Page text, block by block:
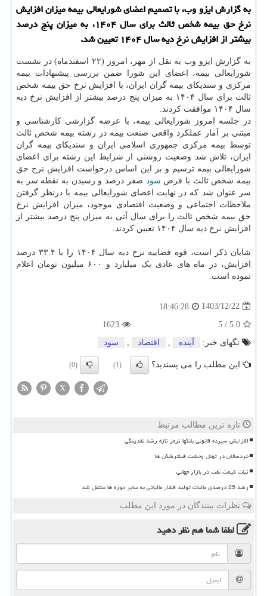
به گزارش ایزو وب، با تصمیم اعضای شورایعالی بیمه میزان افزایش
نرخ حق بیمه شخص ثالث برای سال ۱۴۰۴، به میزان پنج درصد
بیشتر از افزایش نرخ دیه سال ۱۴۰۴ تعیین شد.
به گزارش ایزو وب به نقل از مهر، امروز (۲۲ اسفندماه) در نشست
شورایعالی بیمه، اعضای این شورا ضمن بررسی پیشنهادات بیمه
مرکزی و سندیکای بیمه گران ایران، با افزایش نرخ حق بیمه شخص
ثالث برای سال ۱۴۰۴ به میزان پنج درصد بیشتر از افزایش نرخ دیه
سال ۱۴۰۴ موافقت کردند.
در جلسه امروز شورایعالی بیمه، با عرضه گزارشی کارشناسی و
مبتنی بر آمار عملکرد واقعی صنعت بیمه در رشته بیمه شخص ثالث
توسط بیمه مرکزی جمهوری اسلامی ایران و سندیکای بیمه گران
ایران، تلاش شد وضعیت روشنی از شرایط این رشته برای اعضای
شورایعالی بیمه ترسیم و بر این اساس درخواست افزایش نرخ حق
بیمه شخص ثالث با فرض سود صفر درصد و رسیدن به نقطه سر به
سر عنوان شد که در نهایت اعضای شورایعالی بیمه با درنظر گرفتن
ملاحظات اجتماعی و وضعیت اقتصادی موجود، میزان افزایش نرخ
حق بیمه شخص ثالث را برای سال آتی به میزان پنج درصد بیشتر از
افزایش نرخ دیه سال ۱۴۰۴ تعیین کردند.
شایان ذکر است، قوه قضاییه نرخ دیه سال ۱۴۰۴ را با ۳۳.۴ درصد
افزایش، در ماه های عادی یک میلیارد و ۶۰۰ میلیون تومان اعلام
نموده است.
1403/12/22
18:46:28
5.0
/
5
1623
تگهای خبر:
آینده , اقتصاد , سود
این مطلب را می پسندید؟ (1)
(0)
X
تازه ترین مطالب مرتبط
افزایش سپرده قانونی بانکها ترمز تازه رشد نقدینگی
خردسالان در تونل وحشت فیلترشکن ها
ثبات قیمت نفت در بازار جهانی
رشد 25 درصدی مالیات تولید فشار مالیاتی به سایر حوزه ها منتقل شد
نظرات بینندگان در مورد این مطلب
لطفا شما همنظر دهید